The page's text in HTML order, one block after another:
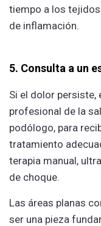
tiempo a los
de inflamación.
5. Consulta a un
Si el dolor persiste,
profesional de la
podólogo, para
tratamiento
terapia manual,
de choque.
Las áreas planas
ser una pieza